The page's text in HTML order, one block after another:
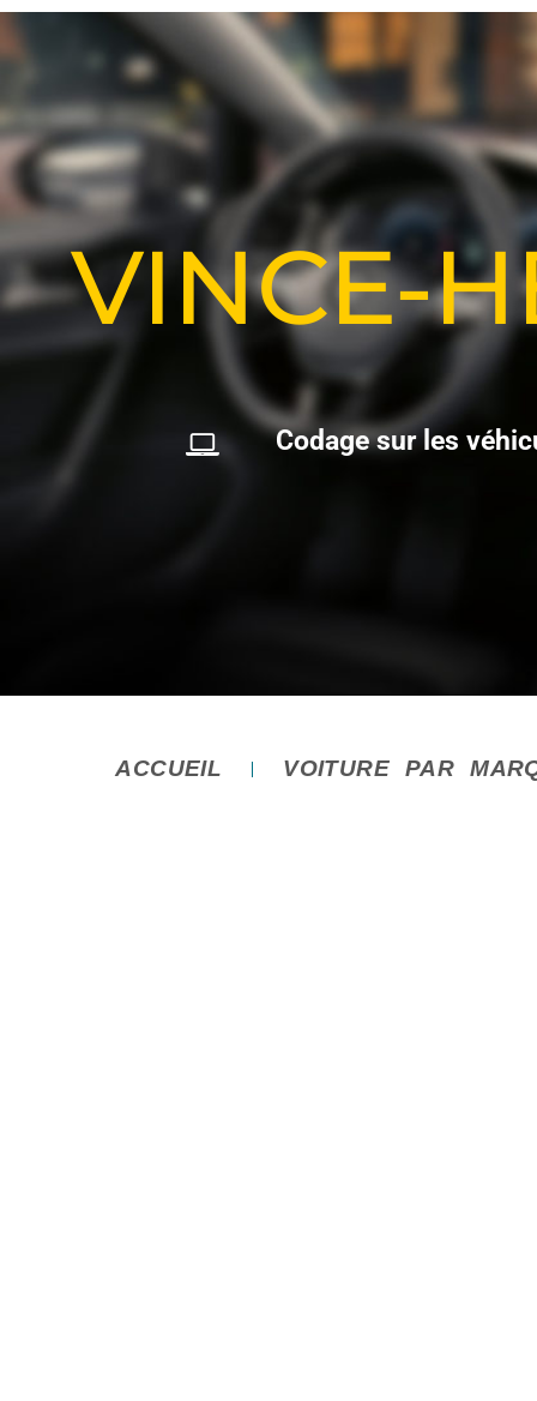
VINCE-
Codage sur les véhic
ACCUEIL VOITURE PAR